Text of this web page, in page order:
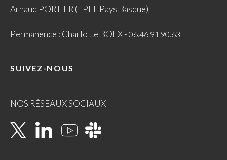
Arnaud PORTIER (EPFL Pays Basque)
Permanence : Charlotte BOEX -06.46.91.90.63
SUIVEZ-NOUS
NOS RÉSEAUX SOCIAUX